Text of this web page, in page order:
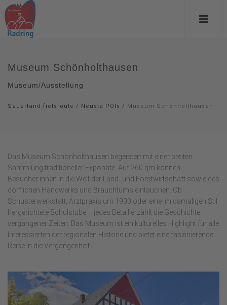
Museum Schönholthausen
Museum/Ausstellung
Sauerland-fietsroute / Neusta POIs / Museum Schönholthausen
Das Museum Schönholthausen begeistert mit einer breiten
Sammlung traditioneller Exponate. Auf 260 qm können
Besucher:innen in die Welt der Land- und Forstwirtschaft sowie des
dörflichen Handwerks und Brauchtums eintauchen. Ob
Schusterwerkstatt, Arztpraxis um 1900 oder eine im damaligen Stil
hergerichtete Schulstube – jedes Detail erzählt die Geschichte
vergangener Zeiten. Das Museum ist ein kulturelles Highlight für alle
Interessierten der regionalen Historie und bietet eine faszinierende
Reise in die Vergangenheit.